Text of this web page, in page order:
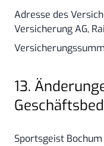
Adresse des
Versicherung AG,
13.
Sportsgeist